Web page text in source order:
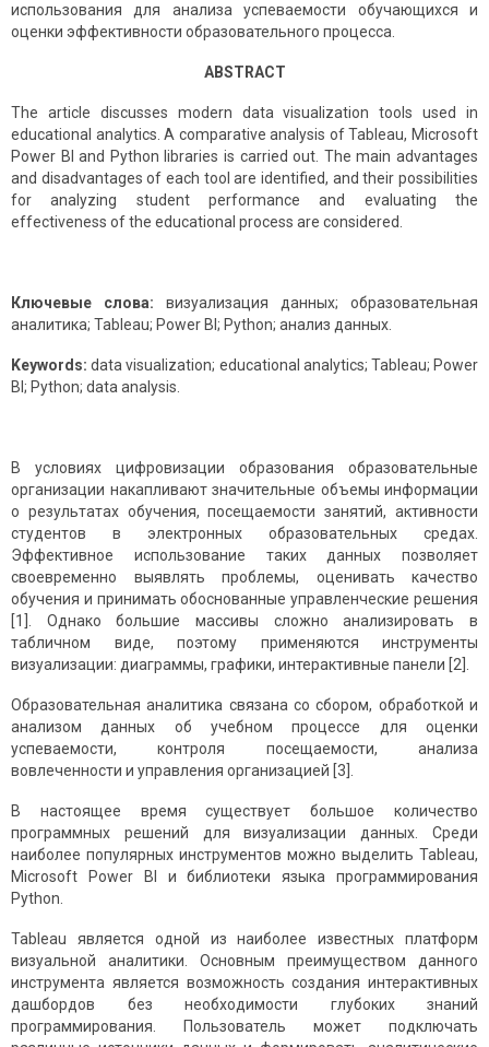
использования для анализа успеваемости обучающихся и
оценки эффективности образовательного процесса.
ABSTRACT
The article discusses modern data visualization tools used in
educational analytics. A comparative analysis of Tableau, Microsoft
Power BI and Python libraries is carried out. The main advantages
and disadvantages of each tool are identified, and their possibilities
for analyzing student performance and evaluating the
effectiveness of the educational process are considered.
Ключевые слова: визуализация данных; образовательная
аналитика; Tableau; Power BI; Python; анализ данных.
Keywords: data visualization; educational analytics; Tableau; Power
BI; Python; data analysis.
В условиях цифровизации образования образовательные
организации накапливают значительные объемы информации
о результатах обучения, посещаемости занятий, активности
студентов в электронных образовательных средах.
Эффективное использование таких данных позволяет
своевременно выявлять проблемы, оценивать качество
обучения и принимать обоснованные управленческие решения
[1]. Однако большие массивы сложно анализировать в
табличном виде, поэтому применяются инструменты
визуализации: диаграммы, графики, интерактивные панели [2].
Образовательная аналитика связана со сбором, обработкой и
анализом данных об учебном процессе для оценки
успеваемости, контроля посещаемости, анализа
вовлеченности и управления организацией [3].
В настоящее время существует большое количество
программных решений для визуализации данных. Среди
наиболее популярных инструментов можно выделить Tableau,
Microsoft Power BI и библиотеки языка программирования
Python.
Tableau является одной из наиболее известных платформ
визуальной аналитики. Основным преимуществом данного
инструмента является возможность создания интерактивных
дашбордов без необходимости глубоких знаний
программирования. Пользователь может подключать